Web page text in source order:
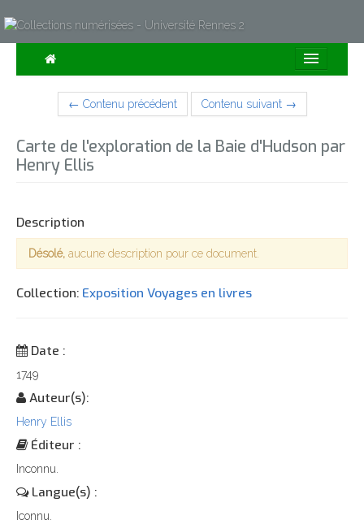
Consulter
Sur la Carte
À propos
Recherche avancée
← Contenu précédent Contenu suivant →
Carte de l'exploration de la Baie d'Hudson par
Henry Ellis
Description
Désolé, aucune description pour ce document.
Collection: Exposition Voyages en livres
Date :
1749
Auteur(s):
Henry Ellis
Éditeur :
Inconnu.
Langue(s) :
Iconnu.